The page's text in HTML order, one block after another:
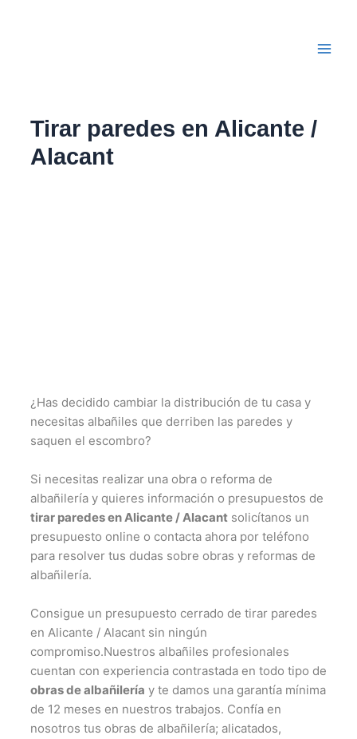
Tirar paredes en Alicante /
Alacant
¿Has decidido cambiar la distribución de tu casa y
necesitas albañiles que derriben las paredes y
saquen el escombro?
Si necesitas realizar una obra o reforma de
albañilería y quieres información o presupuestos de
tirar paredes en Alicante / Alacantsolicítanos un
presupuesto online o contacta ahora por teléfono
para resolver tus dudas sobre obras y reformas de
albañilería.
Consigue un presupuesto cerrado de tirar paredes
en Alicante / Alacant sin ningún
compromiso.Nuestros albañiles profesionales
cuentan con experiencia contrastada en todo tipo de
obras de albañilería y te damos una garantía mínima
de 12 meses en nuestros trabajos. Confía en
nosotros tus obras de albañilería; alicatados,